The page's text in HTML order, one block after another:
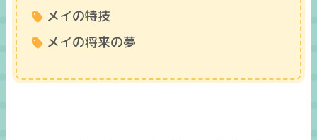
メイの特技
メイの将来の夢